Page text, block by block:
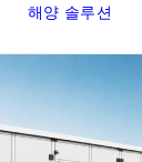
해양 솔루션